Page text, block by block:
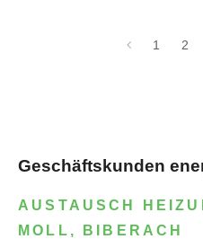
1 2
Geschäftskunden
AUSTAUSCH
MOLL, BIBERACH